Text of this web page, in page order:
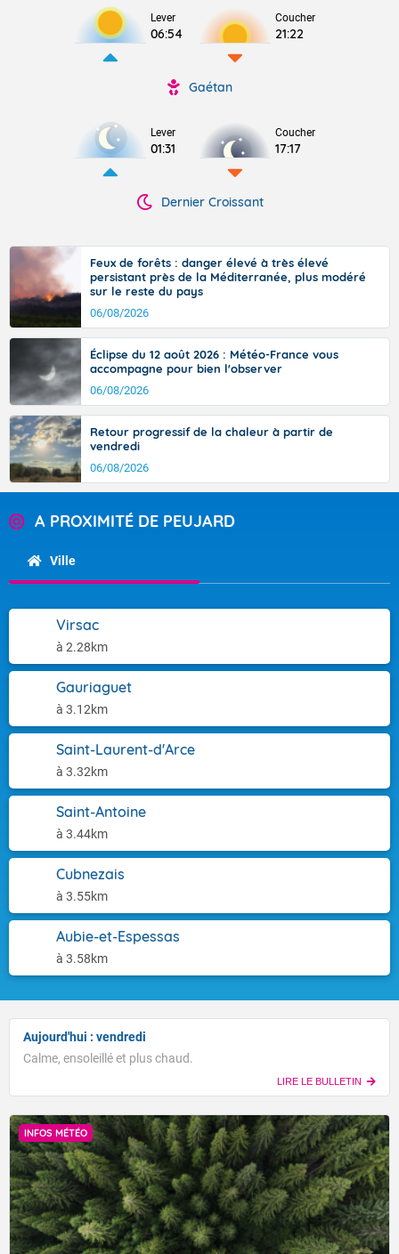
Lever
06:54
Coucher
21:22
Gaétan
Lever
01:31
Coucher
17:17
Dernier Croissant
Feux de forêts : danger élevé à très élevé
persistant près de la Méditerranée, plus modéré
sur le reste du pays
06/08/2026
Éclipse du 12 août 2026 : Météo-France vous
accompagne pour bien l'observer
06/08/2026
Retour progressif de la chaleur à partir de
vendredi
06/08/2026
A PROXIMITÉ DE PEUJARD
Ville
Virsac
à 2.28km
Gauriaguet
à 3.12km
Saint-Laurent-d'Arce
à 3.32km
Saint-Antoine
à 3.44km
Cubnezais
à 3.55km
Aubie-et-Espessas
à 3.58km
Aujourd'hui : vendredi
Calme, ensoleillé et plus chaud.
LIRE LE BULLETIN
INFOS MÉTÉO